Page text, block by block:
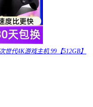
世代4K游戏主机 99【512GB】